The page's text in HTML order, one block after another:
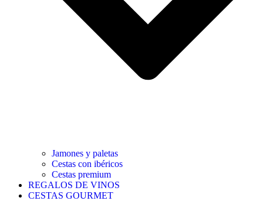
Jamones y paletas
Cestas con ibéricos
Cestas premium
REGALOS DE VINOS
CESTAS GOURMET